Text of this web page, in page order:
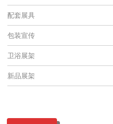
配套展具
包装宣传
卫浴展架
新品展架